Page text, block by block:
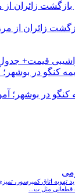
بازگشت زائران از
قیمت+
کنگو در بوشهر؛
تهویه اتاق کمپرسور،
مثل ت...